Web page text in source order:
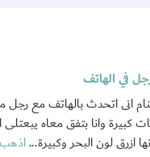
في الهاتف
انى اتحدث بالهاتف مع
كبيرة وانا بتفق معاه يبعتلى
ازرق لون البحر وكبيرة...